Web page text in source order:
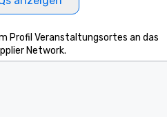
Profil Veranstaltungsortes an das
Network.